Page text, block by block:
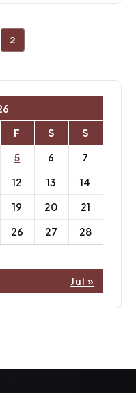
2
F S
S
5 6
7
12 13
14
19 20
21
26 27
28
Jul »